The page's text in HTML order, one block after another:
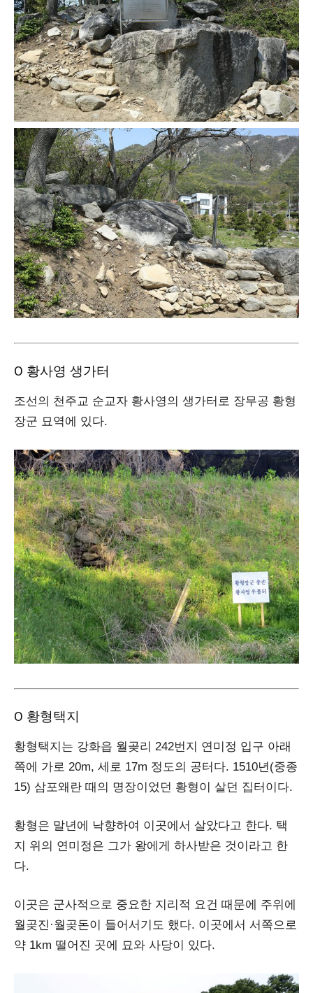
Ο 황사영 생가터
조선의 천주교 순교자 황사영의 생가터로 장무공 황형
장군 묘역에 있다.
Ο 황형택지
황형택지는 강화읍 월곶리 242번지 연미정 입구 아래
쪽에 가로 20m, 세로 17m 정도의 공터다. 1510년(중종
15) 삼포왜란 때의 명장이었던 황형이 살던 집터이다.
황형은 말년에 낙향하여 이곳에서 살았다고 한다. 택
지 위의 연미정은 그가 왕에게 하사받은 것이라고 한
다.
이곳은 군사적으로 중요한 지리적 요건 때문에 주위에
월곶진·월곶돈이 들어서기도 했다. 이곳에서 서쪽으로
약 1km 떨어진 곳에 묘와 사당이 있다.